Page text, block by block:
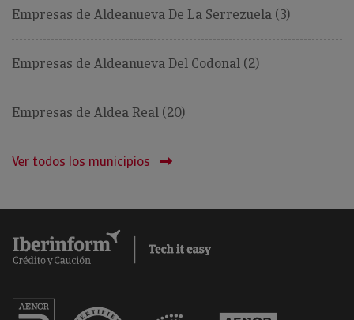
Empresas de Aldeanueva De La Serrezuela (3)
Empresas de Aldeanueva Del Codonal (2)
Empresas de Aldea Real (20)
Ver todos los municipios